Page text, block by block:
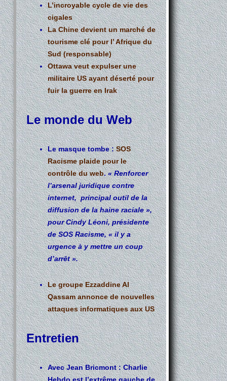
L’incroyable cycle de vie des
cigales
La Chine devient un marché de
tourisme clé pour l’ Afrique du
Sud (responsable)
Ottawa veut expulser une
militaire US ayant déserté pour
fuir la guerre en Irak
Le monde du Web
Le masque tombe :SOS
Racisme plaide pour le
contrôle du web.« Renforcer
l’arsenal juridique contre
internet, principal outil de la
diffusion de la haine raciale »,
pour Cindy Léoni, présidente
de SOS Racisme, « il y a
urgence à y mettre un coup
d’arrêt ».
Le groupe Ezzaddine Al
Qassam annonce de nouvelles
attaques informatiques aux US
Entretien
Avec Jean Bricmont : Charlie